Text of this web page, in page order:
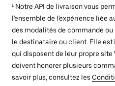
¹ Notre API de livraison vous
l'ensemble de l'expérience liée
des modalités de commande
le destinataire ou client. Elle
qui disposent de leur propre
doivent honorer plusieurs
savoir plus, consultez les